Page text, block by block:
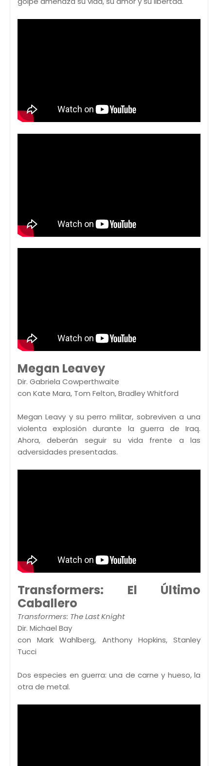
Megan Leavey
Dir. Gabriela Cowperthwaite
con Kate Mara, Tom Felton, Bradley Whitford
Megan Leavy y su perro militar, sobreviven a una
violenta explosión durante la guerra de Iraq.
Ahora, deberán seguir su vida frente a las
adversidades presentadas.
Transformers: El Último
Caballero
Transformers: The Last Knight
Dir. Michael Bay
con Mark Wahlberg, Anthony Hopkins, Stanley
Tucci
Dos especies en guerra: una de carne y hueso, la
otra de metal.